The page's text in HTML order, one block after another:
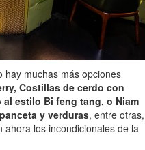
hay muchas más opciones
Costillas de cerdo con
estilo Bi feng tang, o Niam
y verduras, entre otras,
los incondicionales de la